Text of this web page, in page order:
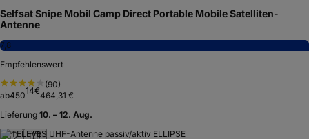
Selfsat Snipe Mobil Camp Direct Portable Mobile Satelliten-
Antenne
7,8
Empfehlenswert
(90)
ab45014€464,31 €
Lieferung 10. – 12. Aug.